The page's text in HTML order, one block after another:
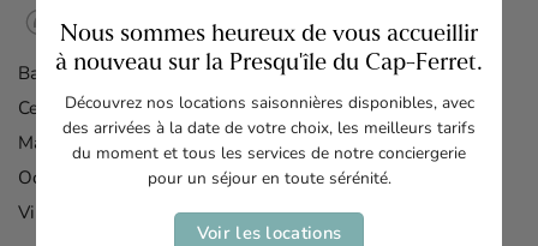
Nous sommes heureux de vous accueillir
à nouveau sur la Presqu'île du Cap-Ferret.
Découvrez nos locations saisonnières disponibles, avec
des arrivées à la date de votre choix, les meilleurs tarifs
du moment et tous les services de notre conciergerie
pour un séjour en toute sérénité.
Voir les locations
Bassin :100m
Centre Cap-Ferret : 5m
Marché du Cap ferret :
150m
Océan :
Village Ostréicole :600m